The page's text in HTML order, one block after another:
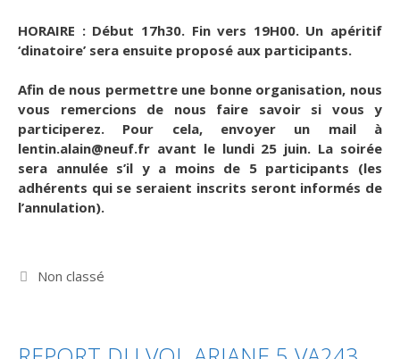
HORAIRE : Début 17h30. Fin vers 19H00. Un apéritif
‘dinatoire’ sera ensuite proposé aux participants.
Afin de nous permettre une bonne organisation, nous
vous remercions de nous faire savoir si vous y
participerez. Pour cela, envoyer un mail à
lentin.alain@neuf.fr avant le lundi 25 juin. La soirée
sera annulée s’il y a moins de 5 participants (les
adhérents qui se seraient inscrits seront informés de
l’annulation).
Catégories
Non classé